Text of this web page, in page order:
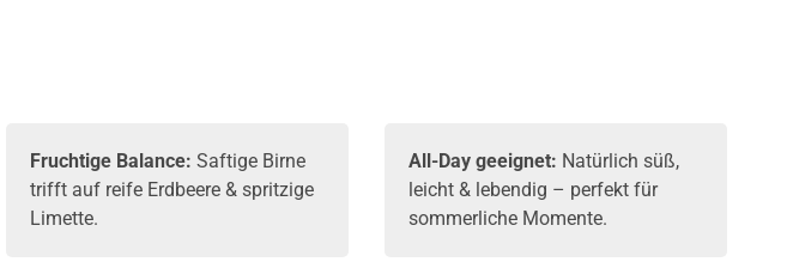
Fruchtige Balance: Saftige Birne
trifft auf reife Erdbeere & spritzige
Limette.
All-Day geeignet: Natürlich süß,
leicht & lebendig – perfekt für
sommerliche Momente.